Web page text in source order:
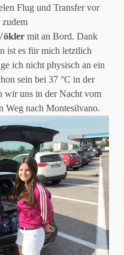
Flug und Transfer vor
mit an Bord. Dank
ist es für mich letztlich
ich nicht physisch an ein
sein bei 37 °C in der
wir uns in der Nacht vom
Weg nach Montesilvano.